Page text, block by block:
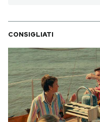
CONSIGLIATI